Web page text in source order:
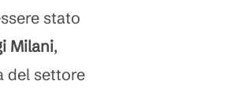
stato
Milani,
del settore